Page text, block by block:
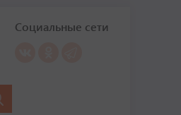
Социальные сети